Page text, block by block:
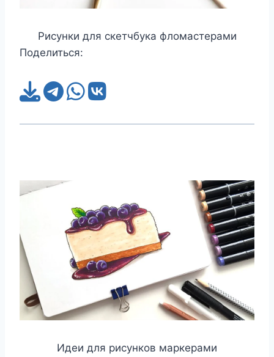
Рисунки для скетчбука фломастерами
Поделиться:
Идеи для рисунков маркерами